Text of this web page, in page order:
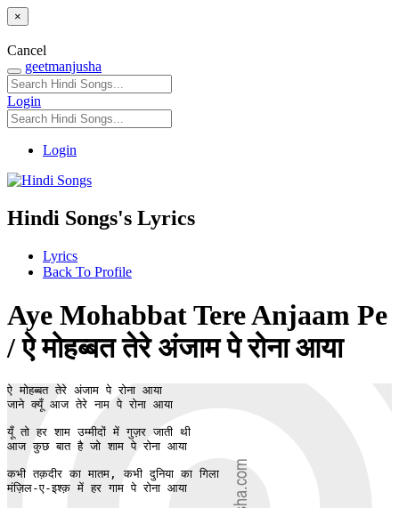
×
Cancel
geetmanjusha
Login
Login
Hindi Songs's Lyrics
Lyrics
Back To Profile
Aye Mohabbat Tere Anjaam Pe
/ ऐ मोहब्बत तेरे अंजाम पे रोना आया
ऐ मोहब्बत तेरे अंजाम पे रोना आया
जाने क्यूँ आज तेरे नाम पे रोना आया
यूँ तो हर शाम उम्मीदों में गुज़र जाती थी
आज कुछ बात है जो शाम पे रोना आया
कभी तक़दीर का मातम, कभी दुनिया का गिला
मंज़िल-ए-इश्क़ में हर गाम पे रोना आया